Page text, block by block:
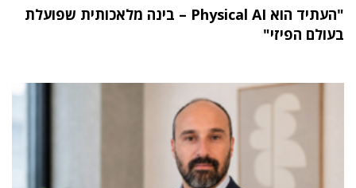
"העתיד הוא Physical AI – בינה מלאכותית שפועלת
בעולם הפיזי"